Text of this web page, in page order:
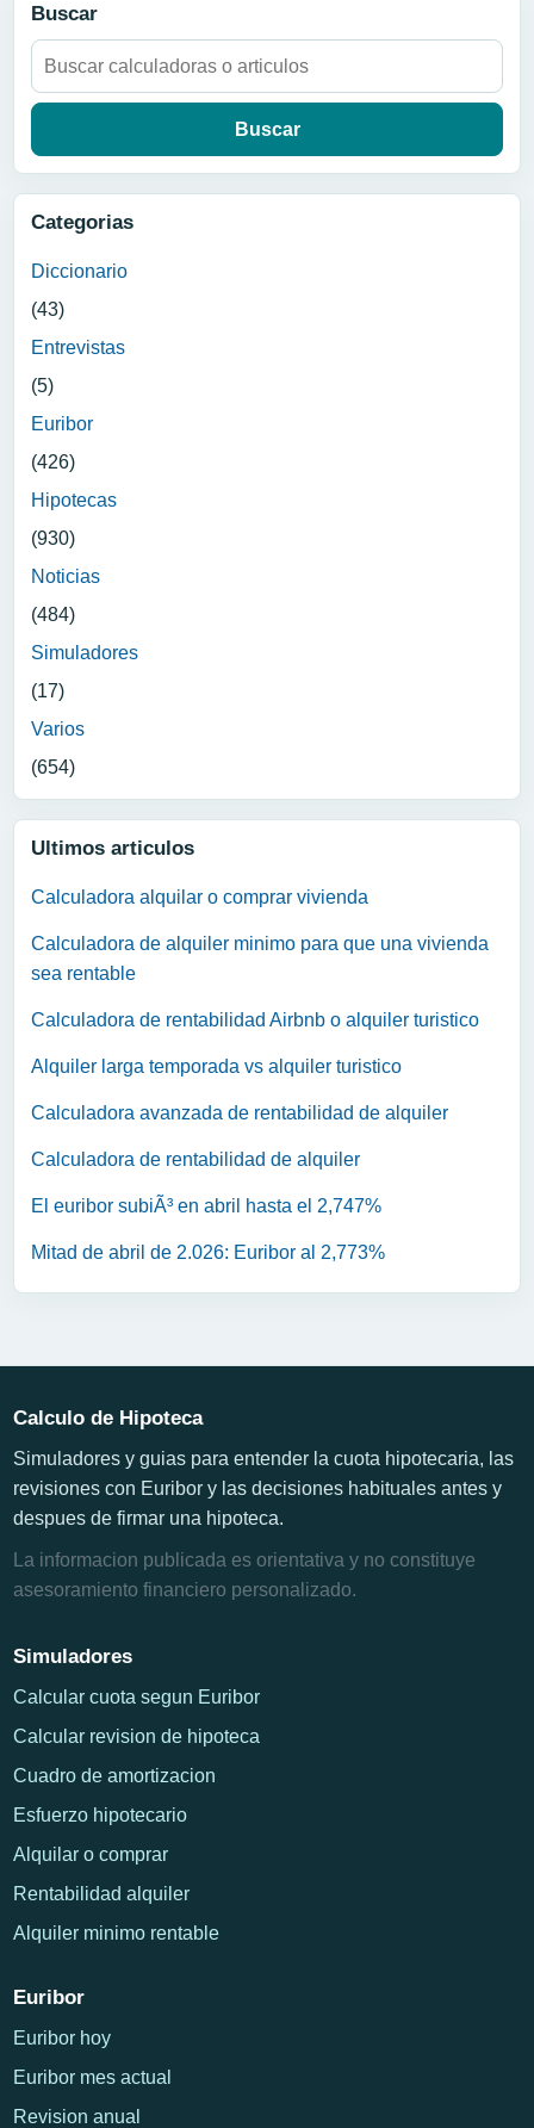
Buscar
Buscar:
Categorias
Diccionario
(43)
Entrevistas
(5)
Euribor
(426)
Hipotecas
(930)
Noticias
(484)
Simuladores
(17)
Varios
(654)
Ultimos articulos
Calculadora alquilar o comprar vivienda
Calculadora de alquiler minimo para que una vivienda
sea rentable
Calculadora de rentabilidad Airbnb o alquiler turistico
Alquiler larga temporada vs alquiler turistico
Calculadora avanzada de rentabilidad de alquiler
Calculadora de rentabilidad de alquiler
El euribor subiÃ³ en abril hasta el 2,747%
Mitad de abril de 2.026: Euribor al 2,773%
Calculo de Hipoteca
Simuladores y guias para entender la cuota hipotecaria, las
revisiones con Euribor y las decisiones habituales antes y
despues de firmar una hipoteca.
La informacion publicada es orientativa y no constituye
asesoramiento financiero personalizado.
Simuladores
Calcular cuota segun Euribor
Calcular revision de hipoteca
Cuadro de amortizacion
Esfuerzo hipotecario
Alquilar o comprar
Rentabilidad alquiler
Alquiler minimo rentable
Euribor
Euribor hoy
Euribor mes actual
Revision anual